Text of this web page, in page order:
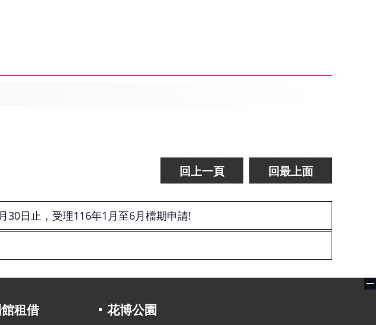
回上一頁 回最上面
30日止，受理116年1月至6月檔期申請!
租借 花博公園